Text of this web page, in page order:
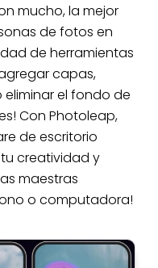
mucho, la mejor
de fotos en
de herramientas
capas,
eliminar el fondo de
Con Photoleap,
de escritorio
creatividad y
maestras
o computadora!